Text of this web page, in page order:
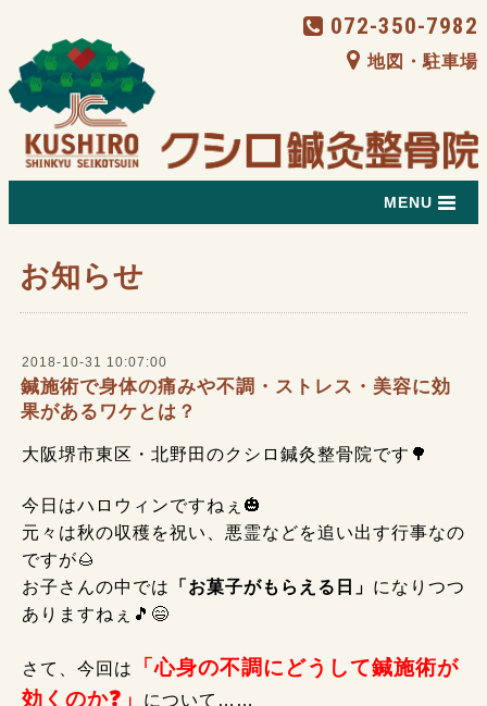
072-350-7982
地図・駐車場
MENU
お知らせ
2018-10-31 10:07:00
鍼施術で身体の痛みや不調・ストレス・美容に効
果があるワケとは？
大阪堺市東区・北野田のクシロ鍼灸整骨院です🌳
今日はハロウィンですねぇ🎃
元々は秋の収穫を祝い、悪霊などを追い出す行事なの
ですが🌰
お子さんの中では
「お菓子がもらえる日」 になりつつ
ありますねぇ🎵😄
さて、今回は
「心身の不調にどうして鍼施術が
効くのか❓」
について……